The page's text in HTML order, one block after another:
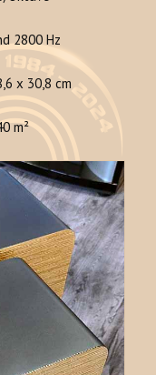
2800 Hz
x 30,8 cm
m²